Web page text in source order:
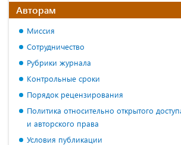
Авторам
Миссия
Сотрудничество
Рубрики журнала
Контрольные сроки
Порядок рецензирования
Политика относительно открытого
и авторского права
Условия публикации